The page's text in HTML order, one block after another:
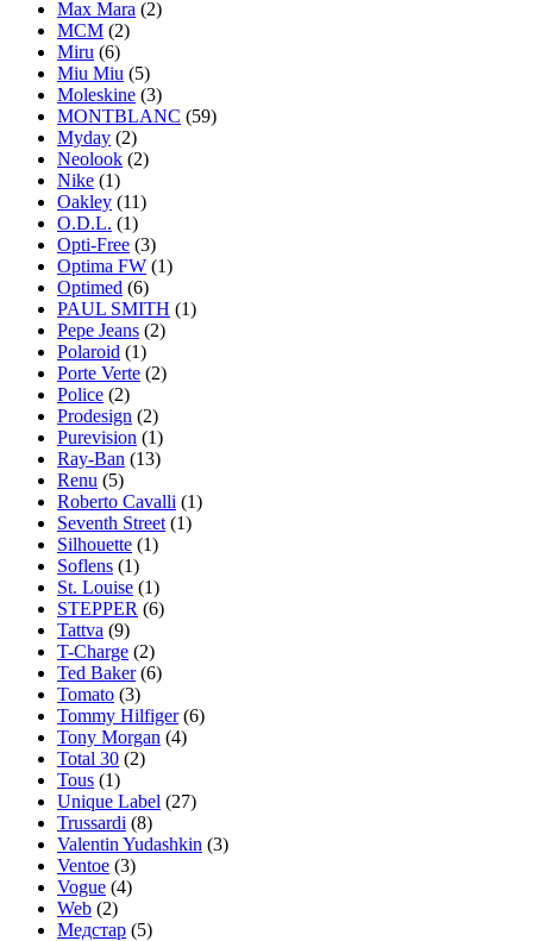
Max Mara (2)
MCM (2)
Miru (6)
Miu Miu (5)
Moleskine (3)
MONTBLANC (59)
Myday (2)
Neolook (2)
Nike (1)
Oakley (11)
O.D.L. (1)
Opti-Free (3)
Optima FW (1)
Optimed (6)
PAUL SMITH (1)
Pepe Jeans (2)
Polaroid (1)
Porte Verte (2)
Police (2)
Prodesign (2)
Purevision (1)
Ray-Ban (13)
Renu (5)
Roberto Cavalli (1)
Seventh Street (1)
Silhouette (1)
Soflens (1)
St. Louise (1)
STEPPER (6)
Tattva (9)
T-Charge (2)
Ted Baker (6)
Tomato (3)
Tommy Hilfiger (6)
Tony Morgan (4)
Total 30 (2)
Tous (1)
Unique Label (27)
Trussardi (8)
Valentin Yudashkin (3)
Ventoe (3)
Vogue (4)
Web (2)
Медстар (5)